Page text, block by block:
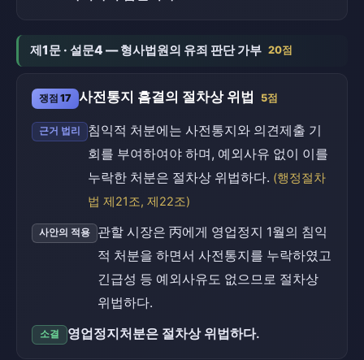
제1문 · 설문4 — 형사법원의 유죄 판단 가부 20점
쟁점 17 사전통지 흠결의 절차상 위법 5점
근거 법리
침익적 처분에는 사전통지와 의견제출 기
회를 부여하여야 하며, 예외사유 없이 이를
누락한 처분은 절차상 위법하다. (행정절차
법 제21조, 제22조)
사안의 적용
관할 시장은 丙에게 영업정지 1월의 침익
적 처분을 하면서 사전통지를 누락하였고
긴급성 등 예외사유도 없으므로 절차상
위법하다.
소결 영업정지처분은 절차상 위법하다.